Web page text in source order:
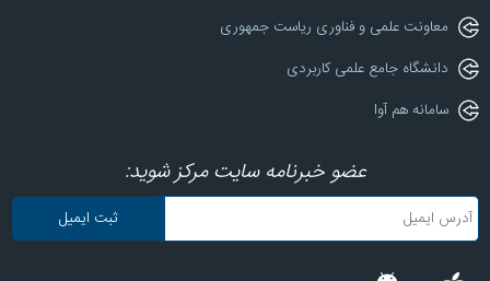
معاونت علمی و فناوری ریاست جمهوری
دانشگاه جامع علمی کاربردی
سامانه هم آوا
عضو خبرنامه سایت مرکز شوید: